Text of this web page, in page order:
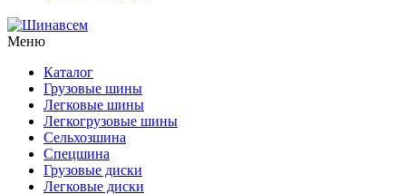
Меню
Каталог
Грузовые шины
Легковые шины
Легкогрузовые шины
Сельхозшина
Спецшина
Грузовые диски
Легковые диски